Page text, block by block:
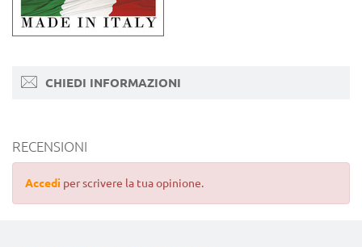
CHIEDI INFORMAZIONI
RECENSIONI
Accedi per scrivere la tua opinione.